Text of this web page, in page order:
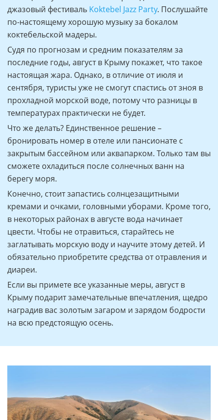
джазовый фестиваль Koktebel Jazz Party. Послушайте
по-настоящему хорошую музыку за бокалом
коктебельской мадеры.
Судя по прогнозам и средним показателям за
последние годы, август в Крыму покажет, что такое
настоящая жара. Однако, в отличие от июля и
сентября, туристы уже не смогут спастись от зноя в
прохладной морской воде, потому что разницы в
температурах практически не будет.
Что же делать? Единственное решение –
бронировать номер в отеле или пансионате с
закрытым бассейном или аквапарком. Только там вы
сможете охладиться после солнечных ванн на
берегу моря.
Конечно, стоит запастись солнцезащитными
кремами и очками, головными уборами. Кроме того,
в некоторых районах в августе вода начинает
цвести. Чтобы не отравиться, старайтесь не
заглатывать морскую воду и научите этому детей. И
обязательно приобретите средства от отравления и
диареи.
Если вы примете все указанные меры, август в
Крыму подарит замечательные впечатления, щедро
наградив вас золотым загаром и зарядом бодрости
на всю предстоящую осень.